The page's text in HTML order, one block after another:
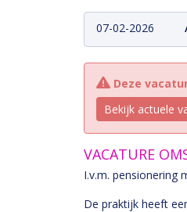
07-02-2026
Deze
Bekijk actuele
VACATURE
I.v.m. pensionering
De praktijk heeft